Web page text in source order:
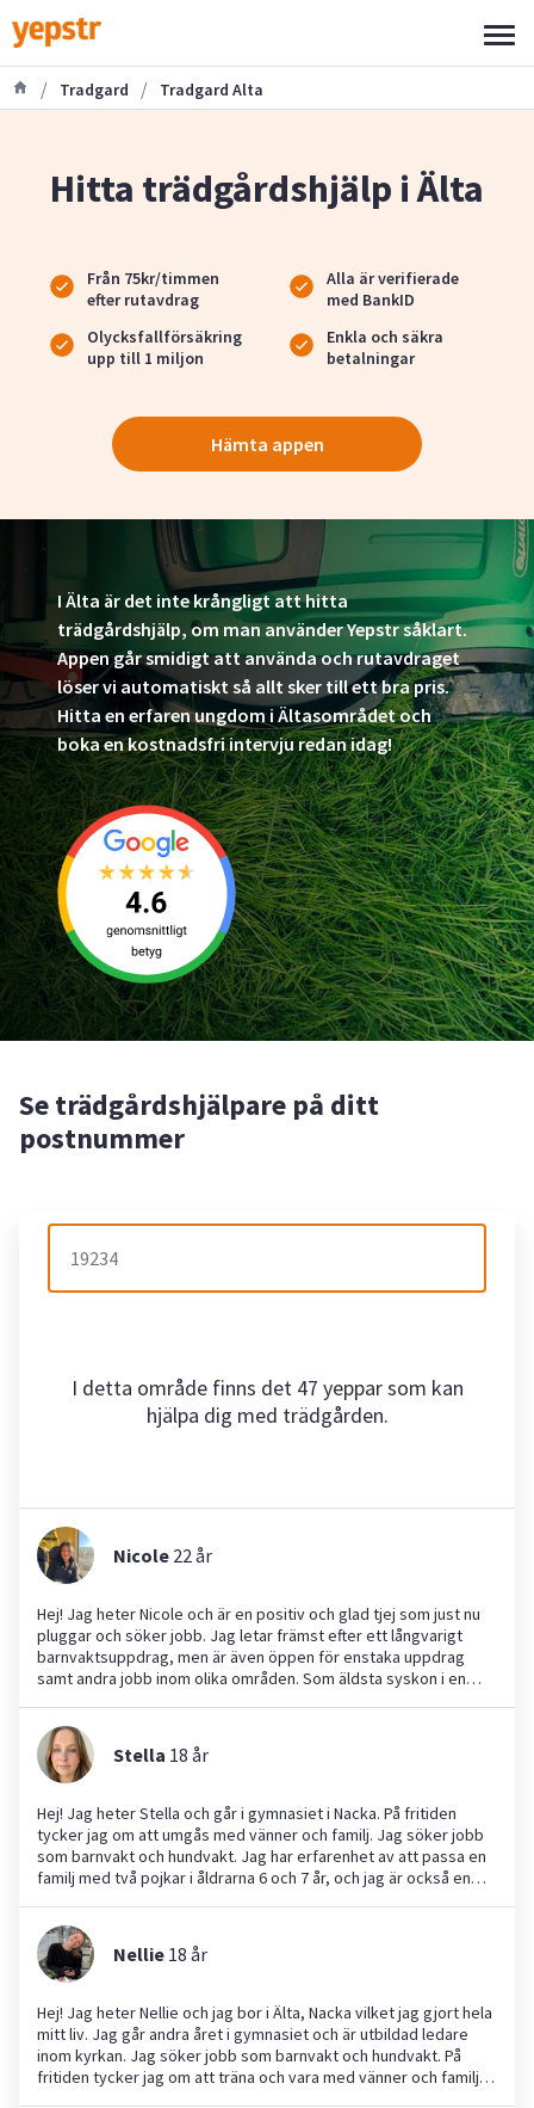
/ Tradgard / Tradgard Alta
Hitta trädgårdshjälp i Älta
Från 75kr/timmen
efter rutavdrag
Alla är verifierade
med BankID
Olycksfallförsäkring
upp till 1 miljon
Enkla och säkra
betalningar
Hämta appen
I Älta är det inte krångligt att hitta
trädgårdshjälp, om man använder Yepstr såklart.
Appen går smidigt att använda och rutavdraget
löser vi automatiskt så allt sker till ett bra pris.
Hitta en erfaren ungdom i Ältasområdet och
boka en kostnadsfri intervju redan idag!
Se trädgårdshjälpare på ditt
postnummer
I detta område finns det 47 yeppar som kan
hjälpa dig med trädgården.
Nicole 22år
Hej! Jag heter Nicole och är en positiv och glad tjej som just nu
pluggar och söker jobb. Jag letar främst efter ett långvarigt
barnvaktsuppdrag, men är även öppen för enstaka uppdrag
samt andra jobb inom olika områden. Som äldsta syskon i en
och trivs verkligen med det. Jag hjälper gärna till med allt från
lek och aktiviteter till läxläsning och kvällsrutiner. Jag är även
uppvuxen med hundar och är därför väldigt hundvan. Utöver
barnpassning är jag också intresserad av att hjälpa till med
trädgårdsarbete, djurpassning och andra hushållssysslor. Jag är
ansvarsfull, flexibel och lätt att ha att göra med. Tveka inte att
höra av er, så ses vi förhoppningsvis snart! ☺️🤗
Stella 18 år
Hej! Jag heter Stella och går i gymnasiet i Nacka. På fritiden
tycker jag om att umgås med vänner och familj. Jag söker jobb
som barnvakt och hundvakt. Jag har erfarenhet av att passa en
familj med två pojkar i åldrarna 6 och 7 år, och jag är också en
promenader. Som person är jag pålitlig, noggrann och duktig på
att hålla tider. Jag kan laga enklare maträtter och älskar att vara
ute och leka. Att spela fotboll, cykla och gå till parken är
aktiviteter som jag verkligen uppskattar! Jag ser fram emot att
träffa nya familjer och hjälpa till med deras barn och husdjur.
Nellie 18 år
Hej! Jag heter Nellie och jag bor i Älta, Nacka vilket jag gjort hela
mitt liv. Jag går andra året i gymnasiet och är utbildad ledare
inom kyrkan. Jag söker jobb som barnvakt och hundvakt. På
fritiden tycker jag om att träna och vara med vänner och familj.